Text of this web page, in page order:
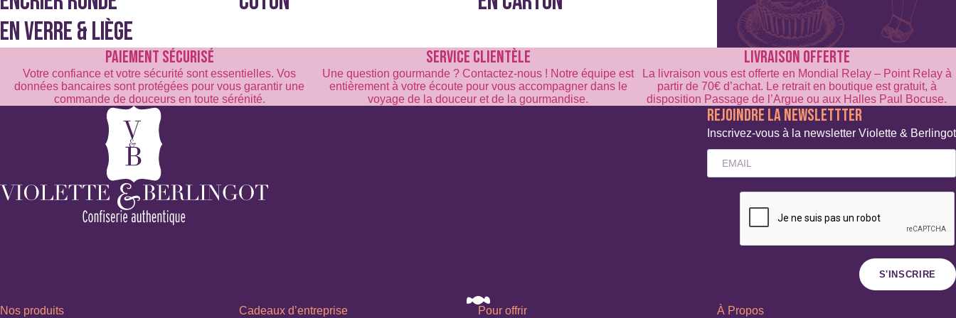
EN VERRE & LIÈGE
PAIEMENT SÉCURISÉ
Votre confiance et votre sécurité sont essentielles. Vos
données bancaires sont protégées pour vous garantir une
commande de douceurs en toute sérénité.
SERVICE CLIENTÈLE
Une question gourmande ? Contactez-nous ! Notre équipe est
entièrement à votre écoute pour vous accompagner dans le
voyage de la douceur et de la gourmandise.
LIVRAISON OFFERTE
La livraison vous est offerte en Mondial Relay – Point Relay à
partir de 70€ d’achat. Le retrait en boutique est gratuit, à
disposition Passage de l’Argue ou aux Halles Paul Bocuse.
REJOINDRE LA NEWSLETTTER
Inscrivez-vous à la newsletter Violette & Berlingot
S'INSCRIRE
Nos produits Cadeaux d’entreprise Pour offrir À Propos